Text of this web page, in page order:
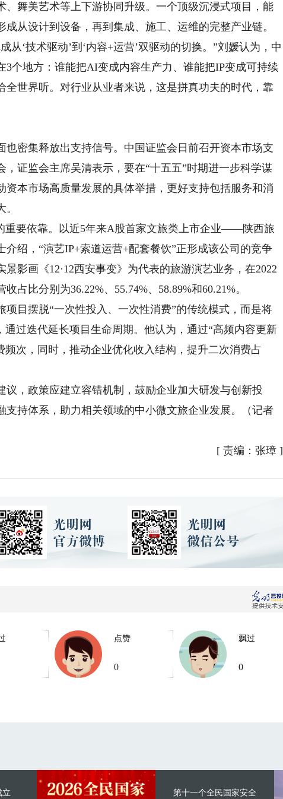
、舞美艺术等上下游协同升级。一个顶级沉浸式项目，能
从设计到设备，再到集成、施工、运维的完整产业链。
‘技术驱动’到‘内容+运营’双驱动的切换。”刘媛认为，中
3个地方：谁能把AI变成内容生产力、谁能把IP变成可持续
全世界听。对行业从业者来说，这是拼真功夫的时代，靠
密集释放出支持信号。中国证监会日前召开资本市场支
证监会主席吴清表示，要在“十五五”时期进一步科学谋
本市场高质量发展的具体举措，更好支持包括服务和消
要依靠。以近5年来A股首家文旅类上市企业——陕西旅
绍，“演艺IP+索道运营+配套餐饮”正形成该公司的竞争
影画《12·12西安事变》为代表的旅游演艺业务，在2022
占比分别为36.22%、55.74%、58.89%和60.21%。
目摆脱“一次性投入、一次性消费”的传统模式，而是将
过迭代延长项目生命周期。他认为，通过“高频内容更新
次，同时，推动企业优化收入结构，提升二次消费占
，政策应建立容错机制，鼓励企业加大研发与创新投
支持体系，助力相关领域的中小微文旅企业发展。（记者
[ 责编：张璋 ]
点赞
0
飘过
0
立 第十一个全民国家安全